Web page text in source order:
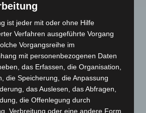
Webseite
ist jeder mit oder ohne Hilfe
Verfahren ausgeführte Vorgang
Vorgangsreihe im
mit personenbezogenen Daten
das Erfassen, die Organisation,
die Speicherung, die Anpassung
das Auslesen, das Abfragen,
die Offenlegung durch
Verbreitung oder eine andere Form